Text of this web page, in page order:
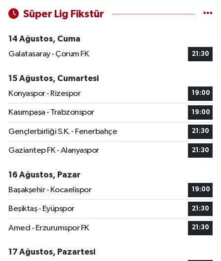
Süper Lig Fikstür
14 Ağustos, Cuma
Galatasaray - Çorum FK
21:30
15 Ağustos, Cumartesi
Konyaspor - Rizespor
19:00
Kasımpaşa - Trabzonspor 19:00
Gençlerbirliği S.K. - Fenerbahçe 21:30
Gaziantep FK - Alanyaspor 21:30
16 Ağustos, Pazar
Başakşehir - Kocaelispor
19:00
Beşiktaş - Eyüpspor 21:30
Amed - Erzurumspor FK 21:30
17 Ağustos, Pazartesi